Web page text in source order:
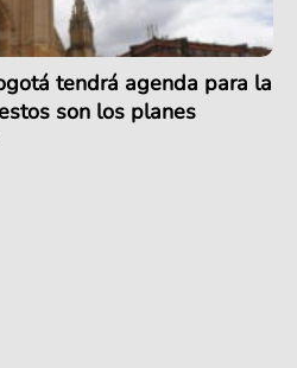
tendrá agenda para la
son los planes